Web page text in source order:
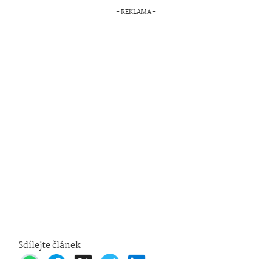
Sdílejte článek